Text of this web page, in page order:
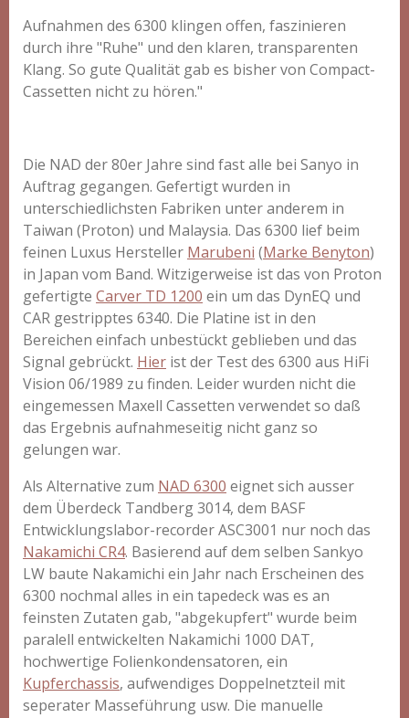
Aufnahmen des 6300 klingen offen, faszinieren
durch ihre "Ruhe" und den klaren, transparenten
Klang. So gute Qualität gab es bisher von Compact-
Cassetten nicht zu hören."
Die NAD der 80er Jahre sind fast alle bei Sanyo in
Auftrag gegangen. Gefertigt wurden in
unterschiedlichsten Fabriken unter anderem in
Taiwan (Proton) und Malaysia. Das 6300 lief beim
feinen Luxus Hersteller Marubeni (Marke Benyton)
in Japan vom Band. Witzigerweise ist das von Proton
gefertigte Carver TD 1200 ein um das DynEQ und
CAR gestripptes 6340. Die Platine ist in den
Bereichen einfach unbestückt geblieben und das
Signal gebrückt. Hier ist der Test des 6300 aus HiFi
Vision 06/1989 zu finden. Leider wurden nicht die
eingemessen Maxell Cassetten verwendet so daß
das Ergebnis aufnahmeseitig nicht ganz so
gelungen war.
Als Alternative zum NAD 6300 eignet sich ausser
dem Überdeck Tandberg 3014, dem BASF
Entwicklungslabor-recorder ASC3001 nur noch das
Nakamichi CR4. Basierend auf dem selben Sankyo
LW baute Nakamichi ein Jahr nach Erscheinen des
6300 nochmal alles in ein tapedeck was es an
feinsten Zutaten gab, "abgekupfert" wurde beim
paralell entwickelten Nakamichi 1000 DAT,
hochwertige Folienkondensatoren, ein
Kupferchassis, aufwendiges Doppelnetzteil mit
seperater Masseführung usw. Die manuelle